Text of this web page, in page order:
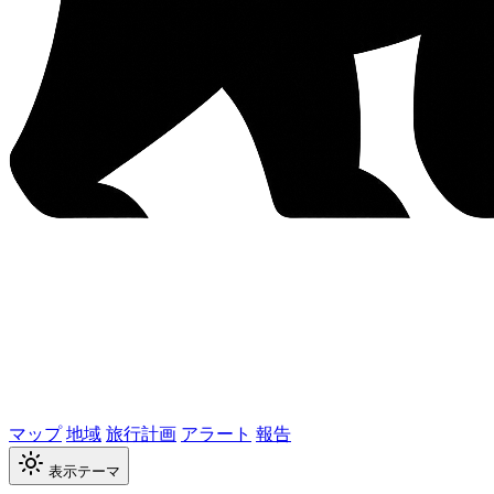
マップ地域旅行計画 アラート 報告
表示テーマ